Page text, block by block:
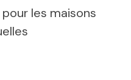
pour les maisons